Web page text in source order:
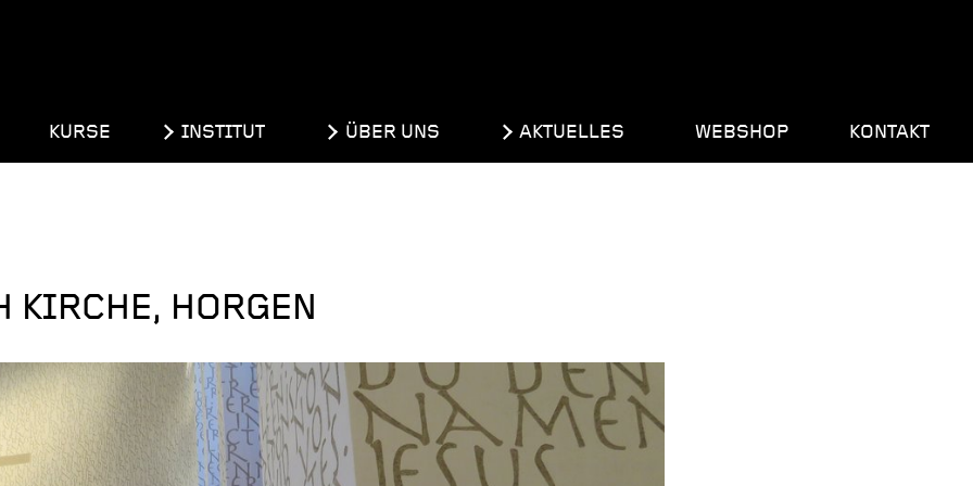
KURSE INSTITUT ÜBER UNS AKTUELLES WEBSHOP KONTAKT
KIRCHE, HORGEN